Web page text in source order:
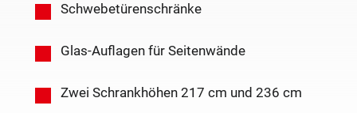
Schwebetürenschränke
Glas-Auflagen für Seitenwände
Zwei Schrankhöhen 217 cm und 236 cm